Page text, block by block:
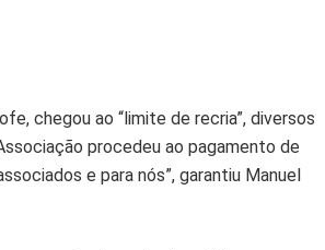
chegou ao “limite de recria”, diversos
procedeu ao pagamento de
e para nós”, garantiu Manuel